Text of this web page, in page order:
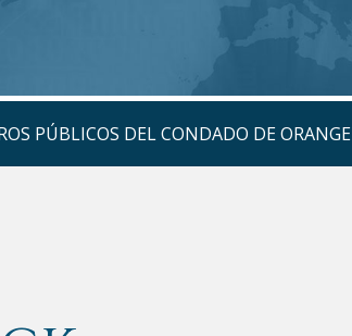
PÚBLICOS DEL CONDADO DE ORANGE